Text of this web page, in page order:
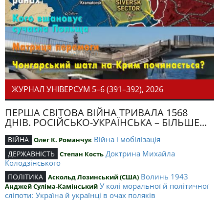
ЖУРНАЛ УНІВЕРСУМ 5–6 (391–392), 2026
ПЕРША СВІТОВА ВІЙНА ТРИВАЛА 1568
ДНІВ. РОСІЙСЬКО-УКРАЇНСЬКА – БІЛЬШЕ...
ВІЙНА Олег К. Романчук Війна і мобілізація
ДЕРЖАВНІСТЬ Степан Кость Доктрина Михайла
Колодзінського
ПОЛІТИКА Аскольд Лозинський (США) Волинь 1943
Анджей Суліма-Камінський У колі моральної й політичної
сліпоти: Україна й українці в очах поляків